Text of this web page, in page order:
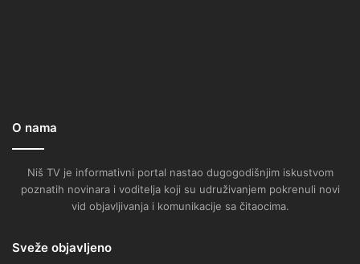
O nama
Niš TV je informativni portal nastao dugogodišnjim iskustvom
poznatih novinara i voditelja koji su udruživanjem pokrenuli novi
vid objavljivanja i komunikacije sa čitaocima.
Sveže objavljeno